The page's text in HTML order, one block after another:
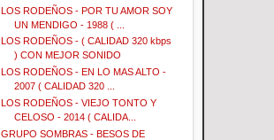
LOS RODEÑOS - POR TU AMOR SOY
UN MENDIGO - 1988 ( ...
LOS RODEÑOS - ( CALIDAD 320 kbps
) CON MEJOR SONIDO
LOS RODEÑOS - EN LO MAS ALTO -
2007 ( CALIDAD 320 ...
LOS RODEÑOS - VIEJO TONTO Y
CELOSO - 2014 ( CALIDA...
GRUPO SOMBRAS - BESOS DE